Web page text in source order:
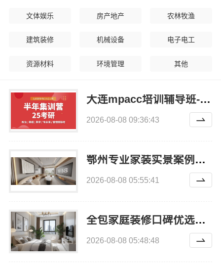
文体娱乐 房产地产 农林牧渔
建筑装修 机械设备 电子电工
资源材料 环境管理 其他
大连mpacc培训辅导班-社科赛斯会计专硕辅导培训直冲名校
2026-08-08 09:36:43
鄂州专业家装实景案例出自湖北百年米莱空间美学装饰材料有限公司
2026-08-08 05:55:41
全包家庭装修口碑优选报价明细-福建尚艺空间
2026-08-08 05:48:48